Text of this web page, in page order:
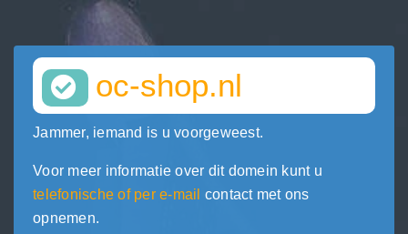
oc-shop.nl
Jammer, iemand is u voorgeweest.
Voor meer informatie over dit domein kunt u
telefonische of per e-mail contact met ons
opnemen.